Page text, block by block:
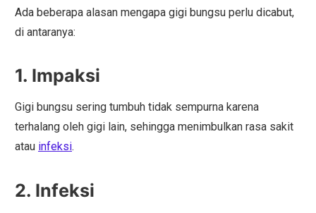
Ada beberapa alasan mengapa gigi bungsu perlu dicabut,
di antaranya:
1. Impaksi
Gigi bungsu sering tumbuh tidak sempurna karena
terhalang oleh gigi lain, sehingga menimbulkan rasa sakit
atau infeksi.
2. Infeksi